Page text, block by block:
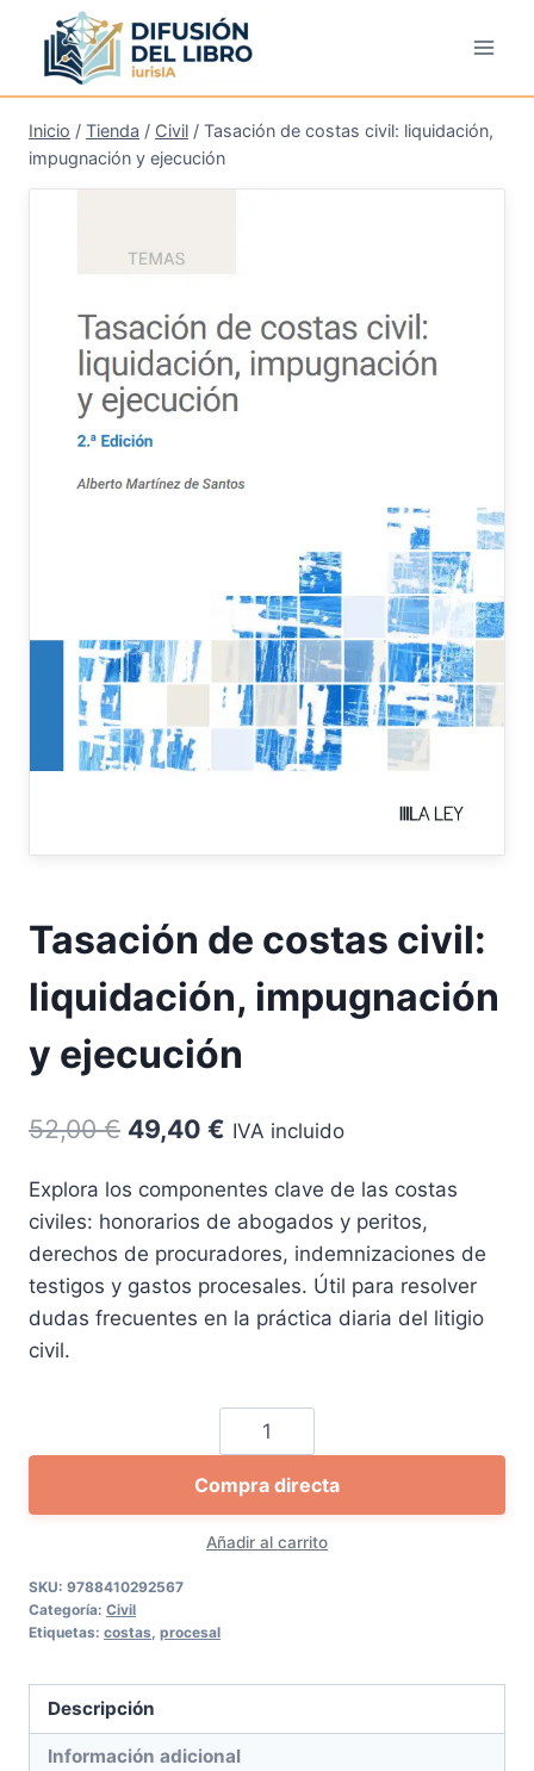
contenido
Inicio / Tienda / Civil / Tasación de costas civil: liquidación,
impugnación y ejecución
Tasación de costas civil:
liquidación, impugnación
y ejecución
52,00€ El
original
era:
52,00 €.
49,40 € El
actual
es:
49,40 €.
IVA incluido
Explora los componentes clave de las costas
civiles: honorarios de abogados y peritos,
derechos de procuradores, indemnizaciones de
testigos y gastos procesales. Útil para resolver
dudas frecuentes en la práctica diaria del litigio
civil.
Tasación
de
costas
civil:
liquidación,
cantidad
Añadir al carrito
Compra directa
SKU: 9788410292567
Categoría: Civil
Etiquetas: costas, procesal
Descripción
Información adicional